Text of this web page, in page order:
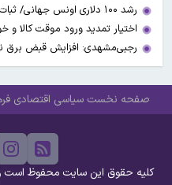
رشد ۱۰۰ دلاری اونس جهانی/ ثبات قیمت طلای داخلی
اختیار تمدید ورود موقت کالا و
رجبی‌مشهدی: افزایش قبض برق
صفحه نخست سیاسی اقتصادی
کلیه حقوق این سایت محفوظ است و